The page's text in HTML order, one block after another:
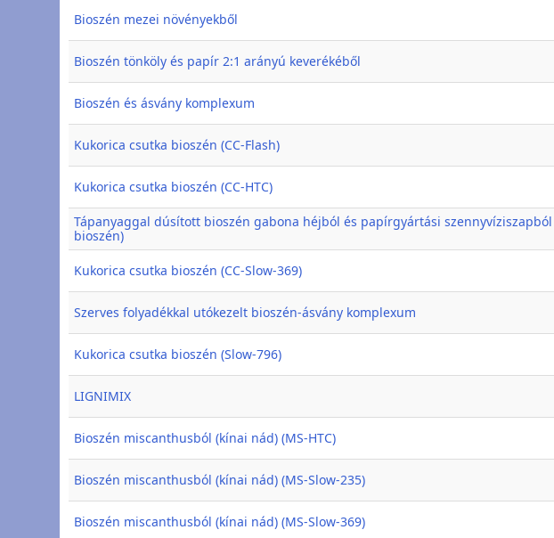
Bioszén mezei növényekből
Bioszén tönköly és papír 2:1 arányú keverékéből
Bioszén és ásvány komplexum
Kukorica csutka bioszén (CC-Flash)
Kukorica csutka bioszén (CC-HTC)
Tápanyaggal dúsított bioszén gabona héjból és papírgyártási
bioszén)
Kukorica csutka bioszén (CC-Slow-369)
Szerves folyadékkal utókezelt bioszén-ásvány komplexum
Kukorica csutka bioszén (Slow-796)
LIGNIMIX
Bioszén miscanthusból (kínai nád) (MS-HTC)
Bioszén miscanthusból (kínai nád) (MS-Slow-235)
Bioszén miscanthusból (kínai nád) (MS-Slow-369)